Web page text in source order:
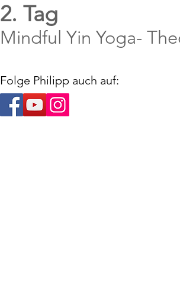
2. Tag
Mindful Yin Yoga-
Folge Philipp auch auf: